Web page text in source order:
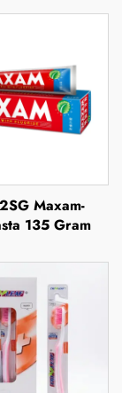
Maxam-
135 Gram